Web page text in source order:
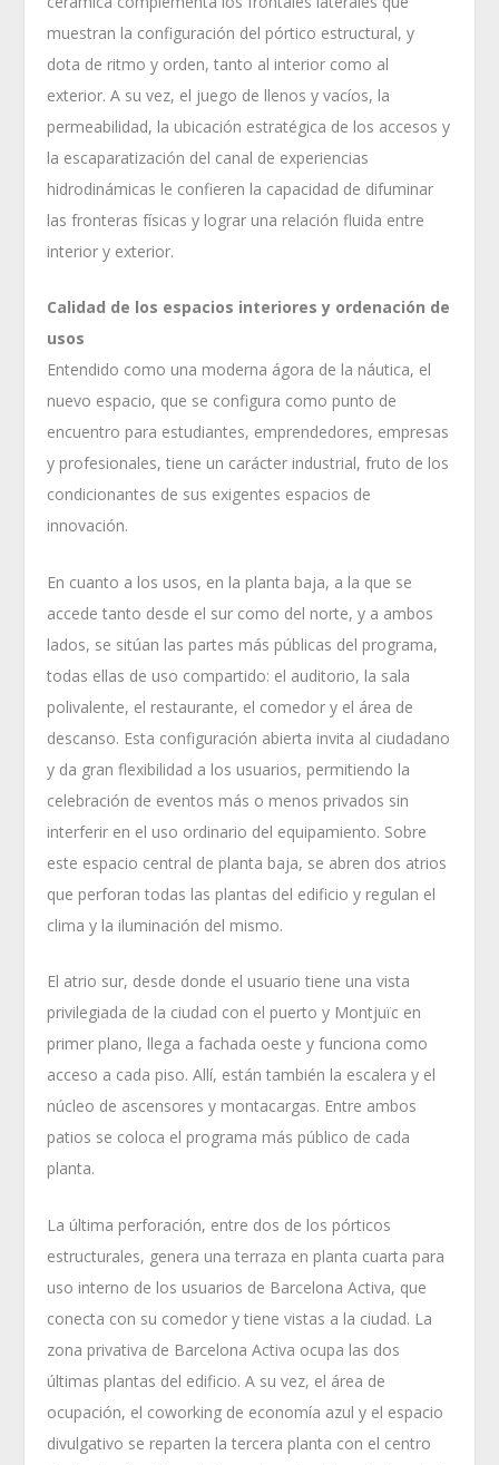
muestran la configuración del pórtico estructural, y
dota de ritmo y orden, tanto al interior como al
exterior. A su vez, el juego de llenos y vacíos, la
permeabilidad, la ubicación estratégica de los accesos y
la escaparatización del canal de experiencias
hidrodinámicas le confieren la capacidad de difuminar
las fronteras físicas y lograr una relación fluida entre
interior y exterior.
Calidad de los espacios interiores y ordenación de
usos
Entendido como una moderna ágora de la náutica, el
nuevo espacio, que se configura como punto de
encuentro para estudiantes, emprendedores, empresas
y profesionales, tiene un carácter industrial, fruto de los
condicionantes de sus exigentes espacios de
innovación.
En cuanto a los usos, en la planta baja, a la que se
accede tanto desde el sur como del norte, y a ambos
lados, se sitúan las partes más públicas del programa,
todas ellas de uso compartido: el auditorio, la sala
polivalente, el restaurante, el comedor y el área de
descanso. Esta configuración abierta invita al ciudadano
y da gran flexibilidad a los usuarios, permitiendo la
celebración de eventos más o menos privados sin
interferir en el uso ordinario del equipamiento. Sobre
este espacio central de planta baja, se abren dos atrios
que perforan todas las plantas del edificio y regulan el
clima y la iluminación del mismo.
El atrio sur, desde donde el usuario tiene una vista
privilegiada de la ciudad con el puerto y Montjuïc en
primer plano, llega a fachada oeste y funciona como
acceso a cada piso. Allí, están también la escalera y el
núcleo de ascensores y montacargas. Entre ambos
patios se coloca el programa más público de cada
planta.
La última perforación, entre dos de los pórticos
estructurales, genera una terraza en planta cuarta para
uso interno de los usuarios de Barcelona Activa, que
conecta con su comedor y tiene vistas a la ciudad. La
zona privativa de Barcelona Activa ocupa las dos
últimas plantas del edificio. A su vez, el área de
ocupación, el coworking de economía azul y el espacio
divulgativo se reparten la tercera planta con el centro